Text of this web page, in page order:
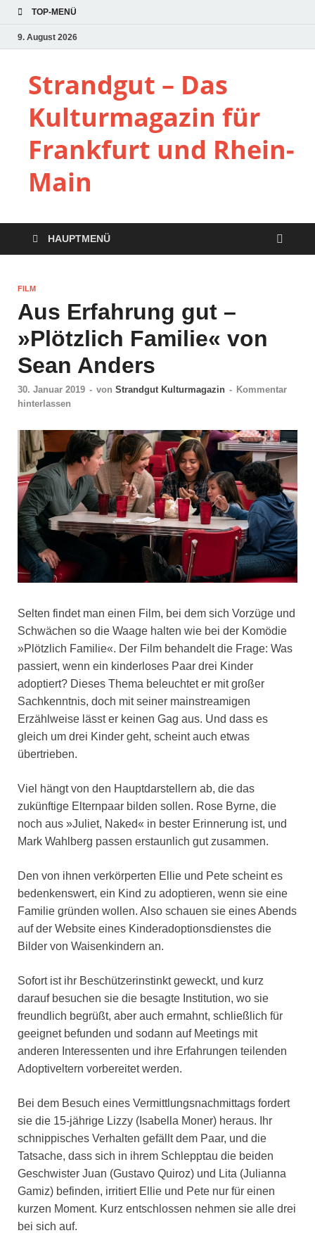
TOP-MENÜ
9. August 2026
Strandgut – Das
Kulturmagazin für
Frankfurt und Rhein-
Main
HAUPTMENÜ
FILM
Aus Erfahrung gut –
»Plötzlich Familie« von
Sean Anders
30. Januar 2019 - von Strandgut Kulturmagazin - Kommentar
hinterlassen
Selten findet man einen Film, bei dem sich Vorzüge und
Schwächen so die Waage halten wie bei der Komödie
»Plötzlich Familie«. Der Film behandelt die Frage: Was
passiert, wenn ein kinderloses Paar drei Kinder
adoptiert? Dieses Thema beleuchtet er mit großer
Sachkenntnis, doch mit seiner mainstreamigen
Erzählweise lässt er keinen Gag aus. Und dass es
gleich um drei Kinder geht, scheint auch etwas
übertrieben.
Viel hängt von den Hauptdarstellern ab, die das
zukünftige Elternpaar bilden sollen. Rose Byrne, die
noch aus »Juliet, Naked« in bester Erinnerung ist, und
Mark Wahlberg passen erstaunlich gut zusammen.
Den von ihnen verkörperten Ellie und Pete scheint es
bedenkenswert, ein Kind zu adoptieren, wenn sie eine
Familie gründen wollen. Also schauen sie eines Abends
auf der Website eines Kinderadoptionsdienstes die
Bilder von Waisenkindern an.
Sofort ist ihr Beschützerinstinkt geweckt, und kurz
darauf besuchen sie die besagte Institution, wo sie
freundlich begrüßt, aber auch ermahnt, schließlich für
geeignet befunden und sodann auf Meetings mit
anderen Interessenten und ihre Erfahrungen teilenden
Adoptiveltern vorbereitet werden.
Bei dem Besuch eines Vermittlungsnachmittags fordert
sie die 15-jährige Lizzy (Isabella Moner) heraus. Ihr
schnippisches Verhalten gefällt dem Paar, und die
Tatsache, dass sich in ihrem Schlepptau die beiden
Geschwister Juan (Gustavo Quiroz) und Lita (Julianna
Gamiz) befinden, irritiert Ellie und Pete nur für einen
kurzen Moment. Kurz entschlossen nehmen sie alle drei
bei sich auf.